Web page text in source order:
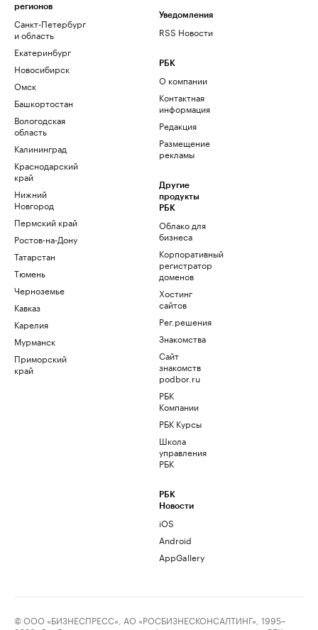
регионов
Санкт-Петербург
и область
Екатеринбург
Новосибирск
Омск
Башкортостан
Вологодская
область
Калининград
Краснодарский
край
Нижний
Новгород
Пермский край
Ростов-на-Дону
Татарстан
Тюмень
Черноземье
Кавказ
Карелия
Мурманск
Приморский
край
Уведомления
RSS Новости
РБК
О компании
Контактная
информация
Редакция
Размещение
рекламы
Другие
продукты
РБК
Облако для
бизнеса
Корпоративный
регистратор
доменов
Хостинг
сайтов
Рег.решения
Знакомства
Сайт
знакомств
podbor.ru
РБК
Компании
РБК Курсы
Школа
управления
РБК
РБК
Новости
iOS
Android
AppGallery
© ООО «БИЗНЕСПРЕСС», АО «РОСБИЗНЕСКОНСАЛТИНГ», 1995–